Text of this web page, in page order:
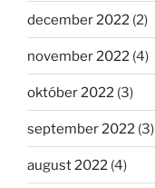
december 2022 (2)
november 2022 (4)
október 2022 (3)
september 2022 (3)
august 2022 (4)